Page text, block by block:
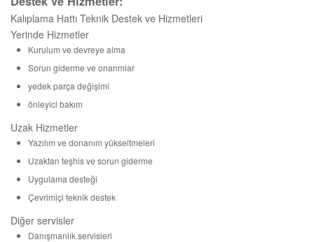
Kalıplama Hattı Teknik Destek ve Hizmetleri
Yerinde Hizmetler
Kurulum ve devreye alma
Sorun giderme ve onarımlar
yedek parça değişimi
önleyici bakım
Uzak Hizmetler
Yazılım ve donanım yükseltmeleri
Uzaktan teşhis ve sorun giderme
Uygulama desteği
Çevrimiçi teknik destek
Diğer servisler
Danışmanlık servisleri